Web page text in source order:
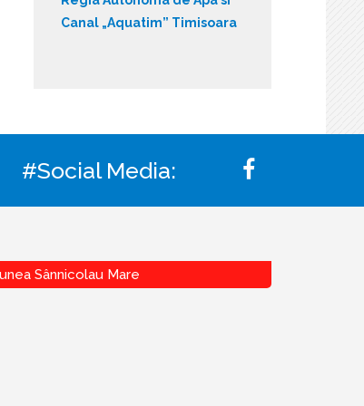
Canal „Aquatim” Timisoara
#Social Media:
Sânnicolau Mare